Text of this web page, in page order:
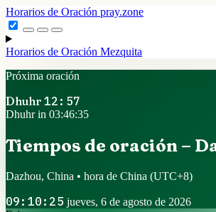
Horarios de Oración pray.zone
Horarios de Oración Mezquita
Próxima oración
Dhuhr 12:57
Dhuhr in 03:46:34
Tiempos de oración –
Dazhou, China • hora de China (UTC+8)
09:10:26 jueves, 6 de agosto de 2026